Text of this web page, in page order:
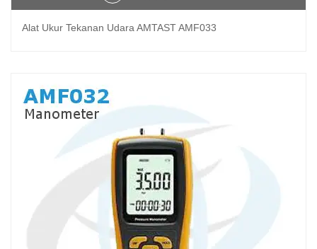
Alat Ukur Tekanan Udara AMTAST AMF033